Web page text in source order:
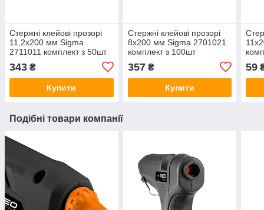
Стержні клейові прозорі
11,2х200 мм Sigma
2711011 комплект з 50шт
343 ₴
Купити
Стержні клейові прозорі
8х200 мм Sigma 2701021
комплект з 100шт
357₴
Купити
59
Подібні товари компанії